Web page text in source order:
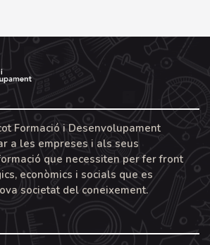
Formació i Desenvolupament
a les empreses i als seus
que necessiten per fer front
econòmics i socials que es
societat del coneixement.